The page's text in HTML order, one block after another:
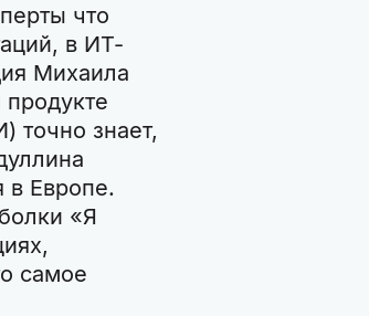
что
в ИТ-
Михаила
точно знает,
в Европе.
«Я
самое